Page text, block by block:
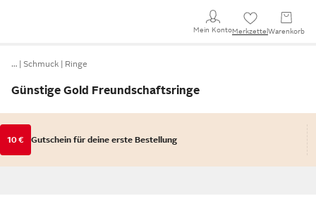
Mein KontoMerkzettel Warenkorb
… Schmuck Ringe
Günstige Gold Freundschaftsringe
10 € Gutschein für deine erste Bestellung